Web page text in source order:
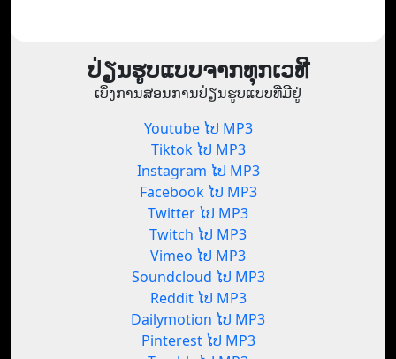
ປ່ຽນຮູບແບບຈາກທຸກເວທີ
ເບິ່ງການສອນການປ່ຽນຮູບແບບທີ່ມີຢູ່
Youtube ໄປ MP3
Tiktok ໄປ MP3
Instagram ໄປ MP3
Facebook ໄປ MP3
Twitter ໄປ MP3
Twitch ໄປ MP3
Vimeo ໄປ MP3
Soundcloud ໄປ MP3
Reddit ໄປ MP3
Dailymotion ໄປ MP3
Pinterest ໄປ MP3